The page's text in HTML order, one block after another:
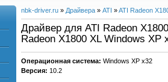
nbk-driver.ru » Драйвера » ATI »ATI Radeon
Драйвер для ATI Radeon
Radeon X1800 XL Windows XP
Операционная система: Windows XP x32
Версия: 10.2